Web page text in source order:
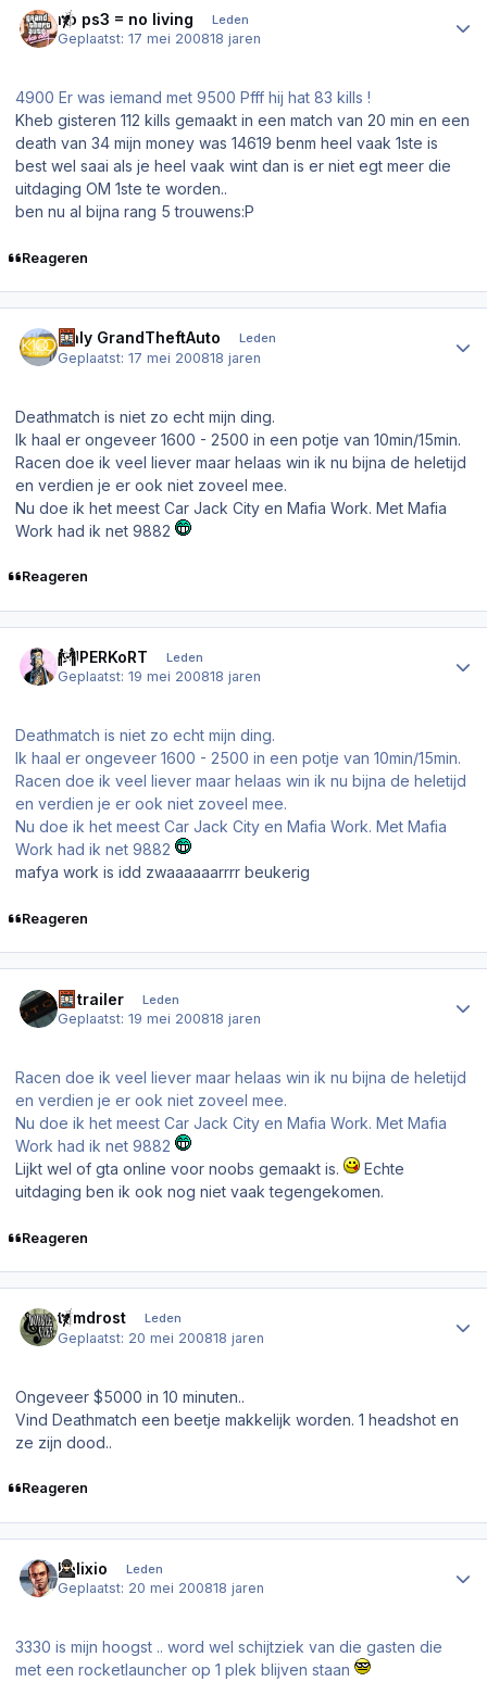
no ps3 = no living Leden
Geplaatst:17 mei 200818 jaren
4900 Er was iemand met 9500 Pfff hij hat 83 kills !
Kheb gisteren 112 kills gemaakt in een match van 20 min en een
death van 34 mijn money was 14619 benm heel vaak 1ste is
best wel saai als je heel vaak wint dan is er niet egt meer die
uitdaging OM 1ste te worden..
ben nu al bijna rang 5 trouwens:P
Reageren
Only GrandTheftAuto Leden
Geplaatst:17 mei 200818 jaren
Deathmatch is niet zo echt mijn ding.
Ik haal er ongeveer 1600 - 2500 in een potje van 10min/15min.
Racen doe ik veel liever maar helaas win ik nu bijna de heletijd
en verdien je er ook niet zoveel mee.
Nu doe ik het meest Car Jack City en Mafia Work. Met Mafia
Work had ik net 9882
Reageren
SUPERKoRT Leden
Geplaatst:19 mei 200818 jaren
Deathmatch is niet zo echt mijn ding.
Ik haal er ongeveer 1600 - 2500 in een potje van 10min/15min.
Racen doe ik veel liever maar helaas win ik nu bijna de heletijd
en verdien je er ook niet zoveel mee.
Nu doe ik het meest Car Jack City en Mafia Work. Met Mafia
Work had ik net 9882
mafya work is idd zwaaaaaarrrr beukerig
Reageren
IV trailer Leden
Geplaatst:19 mei 200818 jaren
Racen doe ik veel liever maar helaas win ik nu bijna de heletijd
en verdien je er ook niet zoveel mee.
Nu doe ik het meest Car Jack City en Mafia Work. Met Mafia
Work had ik net 9882
Lijkt wel of gta online voor noobs gemaakt is.
Echte
uitdaging ben ik ook nog niet vaak tegengekomen.
Reageren
tomdrost Leden
Geplaatst: 20 mei 200818 jaren
Ongeveer $5000 in 10 minuten..
Vind Deathmatch een beetje makkelijk worden. 1 headshot en
ze zijn dood..
Reageren
Felixio Leden
Geplaatst: 20 mei 200818 jaren
3330 is mijn hoogst .. word wel schijtziek van die gasten die
met een rocketlauncher op 1 plek blijven staan